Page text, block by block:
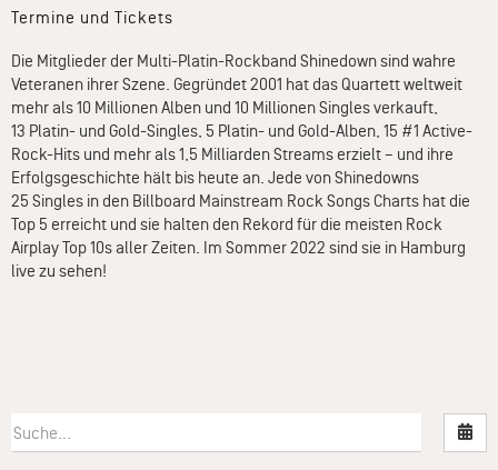
Termine und Tickets
Die Mitglieder der Multi-Platin-Rockband Shinedown sind wahre
Veteranen ihrer Szene. Gegründet 2001 hat das Quartett weltweit
mehr als 10 Millionen Alben und 10 Millionen Singles verkauft,
13 Platin- und Gold-Singles, 5 Platin- und Gold-Alben, 15 #1 Active-
Rock-Hits und mehr als 1,5 Milliarden Streams erzielt – und ihre
Erfolgsgeschichte hält bis heute an. Jede von Shinedowns
25 Singles in den Billboard Mainstream Rock Songs Charts hat die
Top 5 erreicht und sie halten den Rekord für die meisten Rock
Airplay Top 10s aller Zeiten. Im Sommer 2022 sind sie in Hamburg
live zu sehen!